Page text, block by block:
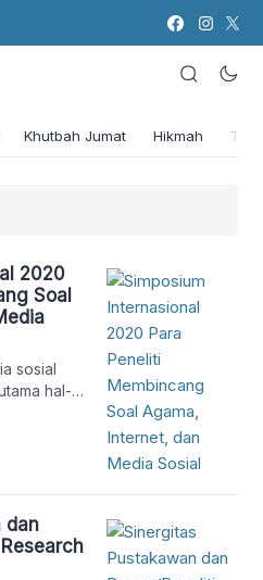
Khutbah Jumat Hikmah
2020
Soal
sosial
hal-
dan